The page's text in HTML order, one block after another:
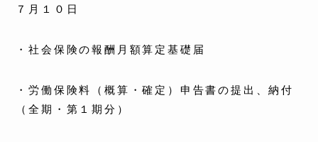
７月１０日
・社会保険の報酬月額算定基礎届
・労働保険料（概算・確定）申告書の提出、納付
（全期・第１期分）